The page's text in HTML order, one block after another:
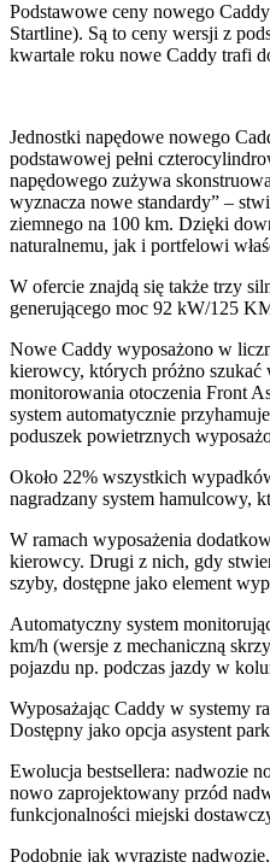
Podstawowe ceny nowego
Startline). Są to ceny wersji z
kwartale roku nowe Caddy trafi
Jednostki napędowe nowego
podstawowej pełni
napędowego zużywa
wyznacza nowe standardy” –
ziemnego na 100 km. Dzięki
naturalnemu, jak i portfelowi
W ofercie znajdą się także trzy
generującego moc 92 kW/125
Nowe Caddy wyposażono w
kierowcy, których próżno szukać
monitorowania otoczenia Front
system automatycznie
poduszek powietrznych
Około 22% wszystkich
nagradzany system hamulcowy,
W ramach wyposażenia
kierowcy. Drugi z nich, gdy
szyby, dostępne jako element
Automatyczny system
km/h (wersje z mechaniczną
pojazdu np. podczas jazdy w
Wyposażając Caddy w systemy
Dostępny jako opcja asystent
Ewolucja bestsellera: nadwozie
nowo zaprojektowany przód
funkcjonalności miejski
Podobnie jak wyraziste